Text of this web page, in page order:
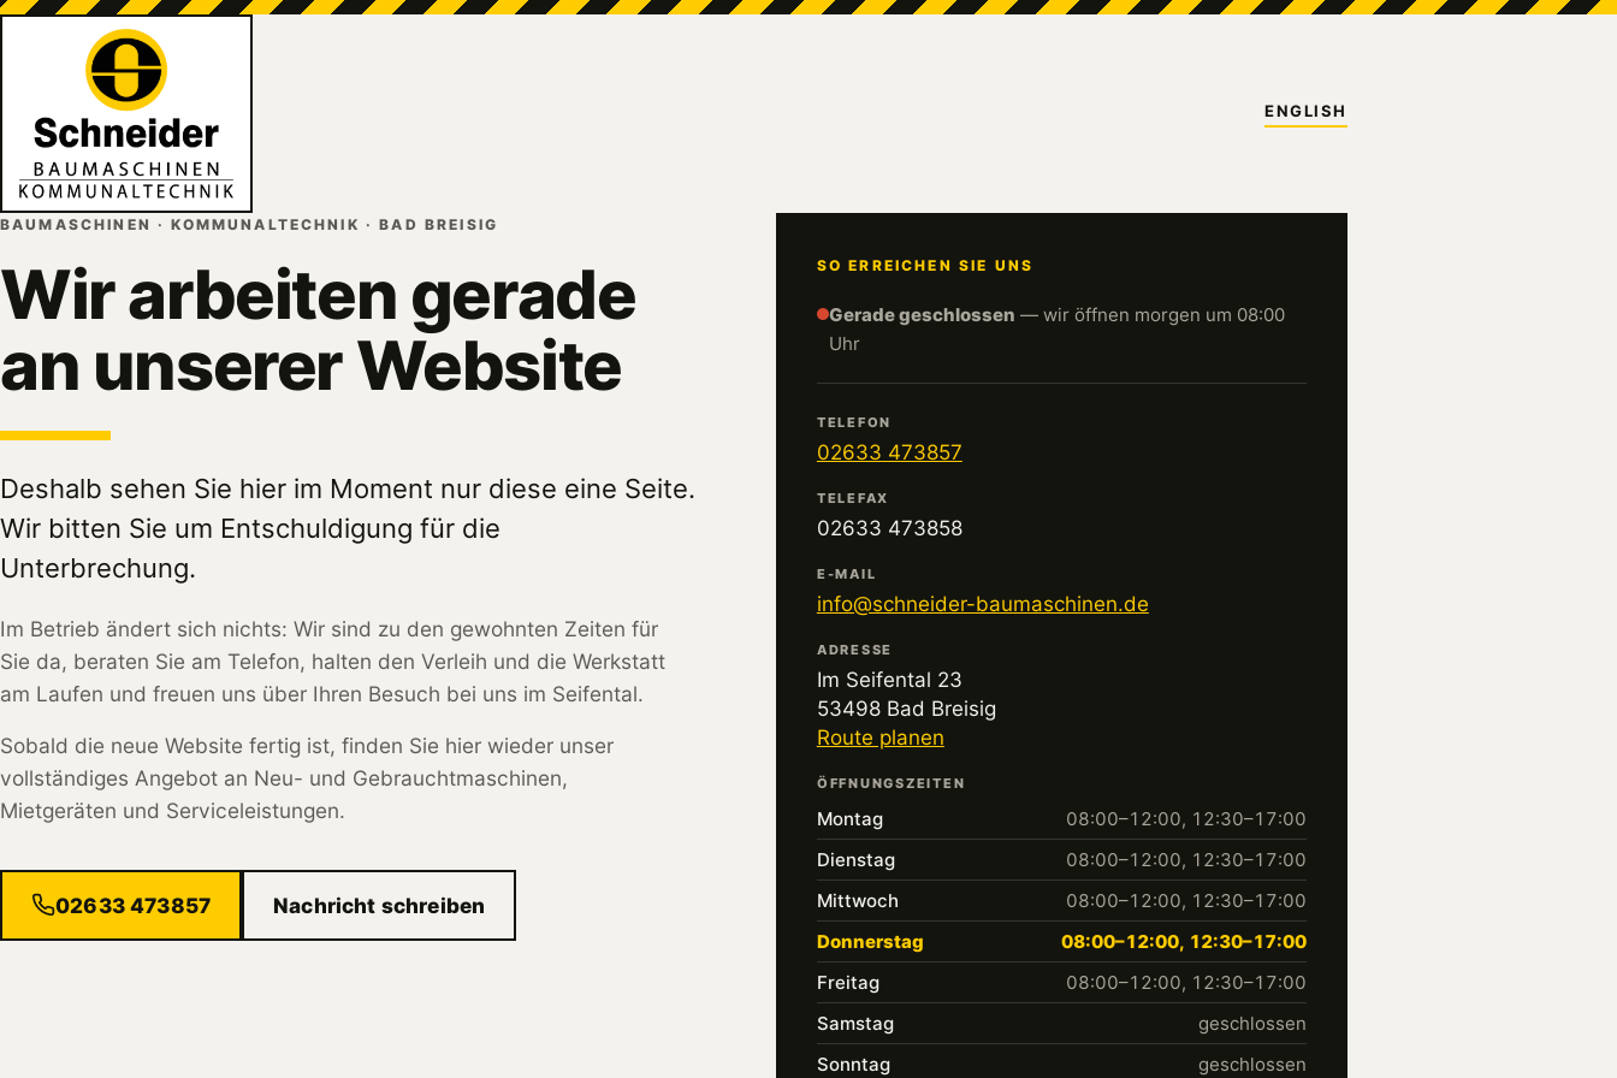
ENGLISH
BAUMASCHINEN · KOMMUNALTECHNIK · BAD BREISIG
Wir arbeiten gerade
an unserer Website
Deshalb sehen Sie hier im Moment nur diese eine Seite.
Wir bitten Sie um Entschuldigung für die
Unterbrechung.
Im Betrieb ändert sich nichts: Wir sind zu den gewohnten Zeiten für
Sie da, beraten Sie am Telefon, halten den Verleih und die Werkstatt
am Laufen und freuen uns über Ihren Besuch bei uns im Seifental.
Sobald die neue Website fertig ist, finden Sie hier wieder unser
vollständiges Angebot an Neu- und Gebrauchtmaschinen,
Mietgeräten und Serviceleistungen.
02633 473857 Nachricht schreiben
SO ERREICHEN SIE UNS
Gerade geschlossen — wir öffnen morgen um 08:00
Uhr
TELEFON
02633 473857
TELEFAX
02633 473858
E-MAIL
info@schneider-baumaschinen.de
ADRESSE
Im Seifental 23
53498 Bad Breisig
Route planen
ÖFFNUNGSZEITEN
Montag
08:00–12:00, 12:30–17:00
Dienstag
08:00–12:00, 12:30–17:00
Mittwoch
08:00–12:00, 12:30–17:00
Donnerstag
08:00–12:00, 12:30–17:00
Freitag
08:00–12:00, 12:30–17:00
Samstag
geschlossen
Sonntag
geschlossen